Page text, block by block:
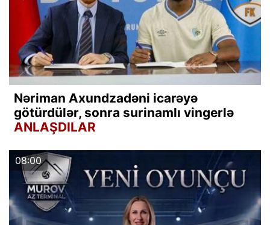
Nəriman Axundzadəni icarəyə
götürdülər, sonra surinamlı vingerlə
ANLAŞDILAR
08:00